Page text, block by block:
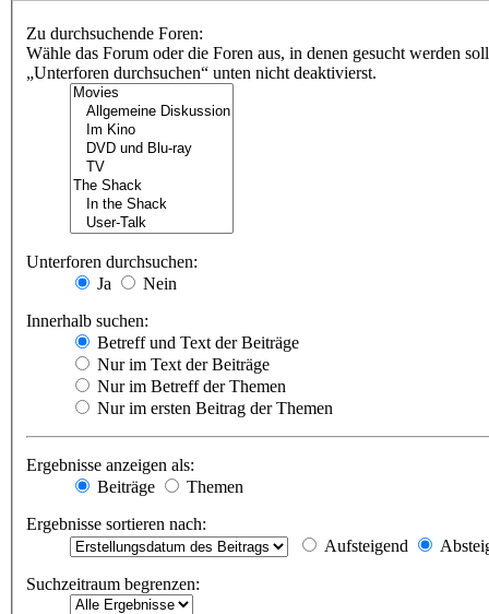
Zu durchsuchende Foren:
Wähle das Forum oder die Foren aus, in denen gesucht werden
„Unterforen durchsuchen“ unten nicht deaktivierst.
Unterforen durchsuchen:
Ja
Nein
Innerhalb suchen:
Betreff und Text der Beiträge
Nur im Text der Beiträge
Nur im Betreff der Themen
Nur im ersten Beitrag der Themen
Ergebnisse anzeigen als:
Beiträge
Themen
Ergebnisse sortieren nach:
Aufsteigend
Suchzeitraum begrenzen: